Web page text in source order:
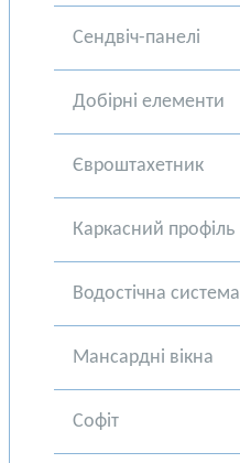
Сендвіч-панелі
Добірні елементи
Євроштахетник
Каркасний профіль
Водостічна система
Мансардні вікна
Софіт